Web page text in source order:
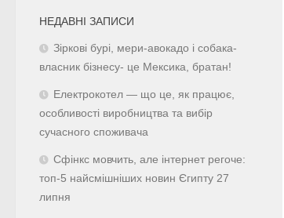
НЕДАВНІ ЗАПИСИ
Зіркові бурі, мери-авокадо і собака-
власник бізнесу- це Мексика, братан!
Електрокотел — що це, як працює,
особливості виробництва та вибір
сучасного споживача
Сфінкс мовчить, але інтернет регоче:
топ-5 найсмішніших новин Єгипту 27
липня